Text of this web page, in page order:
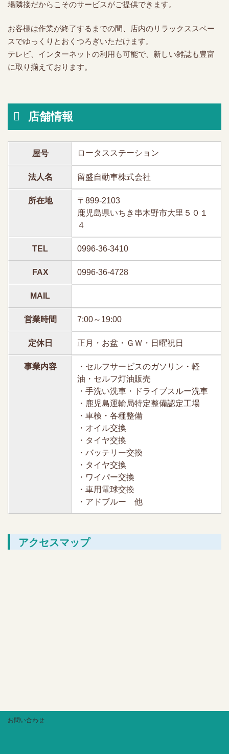
場隣接だからこそのサービスがご提供できます。
お客様は作業が終了するまでの間、店内のリラックススペー
スでゆっくりとおくつろぎいただけます。
テレビ、インターネットの利用も可能で、新しい雑誌も豊富
に取り揃えております。
店舗情報
屋号 ロータスステーション
法人名 留盛自動車株式会社
所在地
〒899-2103
鹿児島県いちき串木野市大里５０１
４
TEL 0996-36-3410
FAX 0996-36-4728
MAIL
営業時間 7:00～19:00
定休日 正月・お盆・ＧＷ・日曜祝日
事業内容
・セルフサービスのガソリン・軽
油・セルフ灯油販売
・手洗い洗車・ドライブスルー洗車
・鹿児島運輸局特定整備認定工場
・車検・各種整備
・オイル交換
・タイヤ交換
・バッテリー交換
・タイヤ交換
・ワイパー交換
・車用電球交換
・アドブルー 他
アクセスマップ
お問い合わせ